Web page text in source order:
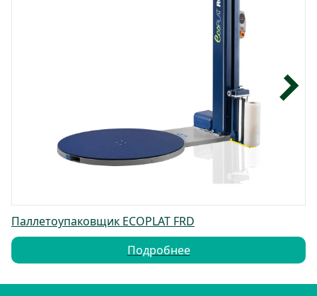
Паллетоупаковщик ECOPLAT FRD
Подробнее